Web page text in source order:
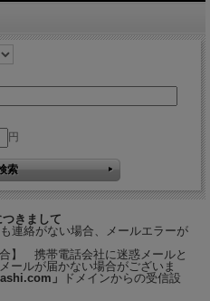
円
きまして
連絡がない場合、メールエラーが
】 携帯電話会社に迷惑メールと
ールが届かない場合がございま
」
ドメインからの受信設